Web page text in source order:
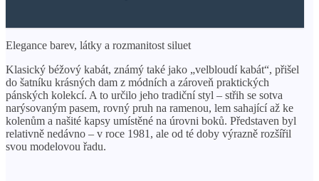
Elegance barev, látky a rozmanitost siluet
Klasický béžový kabát, známý také jako „velbloudí kabát“, přišel
do šatníku krásných dam z módních a zároveň praktických
pánských kolekcí. A to určilo jeho tradiční styl – střih se sotva
narýsovaným pasem, rovný pruh na ramenou, lem sahající až ke
kolenům a našité kapsy umístěné na úrovni boků. Představen byl
relativně nedávno – v roce 1981, ale od té doby výrazně rozšířil
svou modelovou řadu.